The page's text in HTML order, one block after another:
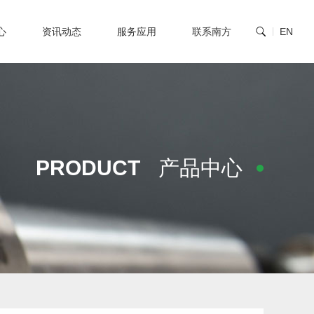
EN
联系南方
服务应用
资讯动态
PRODUCT 产品中心